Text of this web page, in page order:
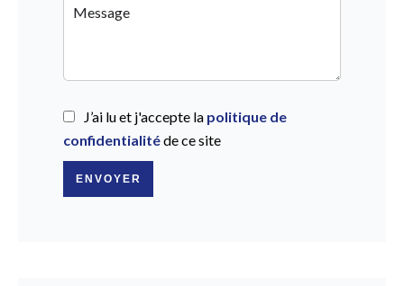
J’ai lu et j'accepte la politique de
confidentialitéde ce site
ENVOYER